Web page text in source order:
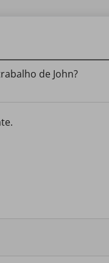
de John?